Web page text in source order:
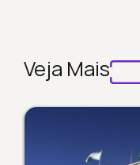
Veja Mais